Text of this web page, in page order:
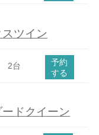
ツイン
2台
予約
する
ドクイーン